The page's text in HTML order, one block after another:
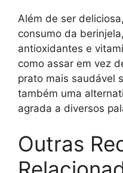
Além de ser
consumo da
antioxidantes e
como assar em vez
prato mais saudável
também uma
agrada a diversos
Outras